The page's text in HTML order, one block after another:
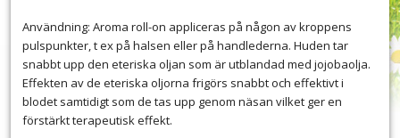
Användning: Aroma roll-on appliceras på någon av kroppens
pulspunkter, t ex på halsen eller på handlederna. Huden tar
snabbt upp den eteriska oljan som är utblandad med jojobaolja.
Effekten av de eteriska oljorna frigörs snabbt och effektivt i
blodet samtidigt som de tas upp genom näsan vilket ger en
förstärkt terapeutisk effekt.